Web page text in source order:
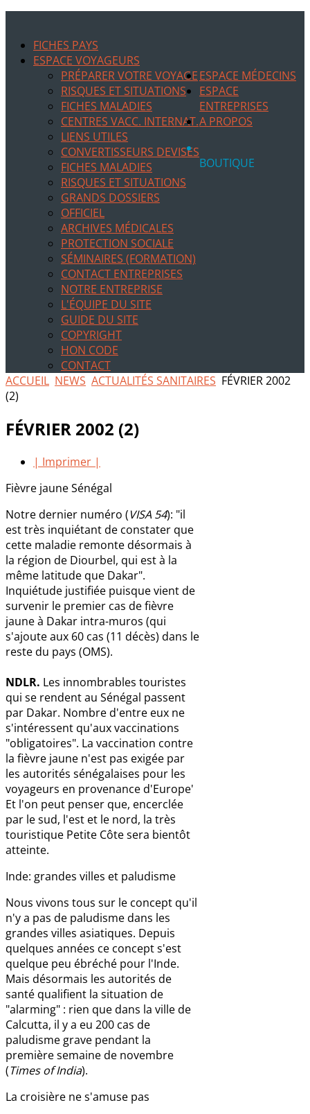
FICHES PAYS
ESPACE VOYAGEURS
PRÉPARER VOTRE VOYAGE
RISQUES ET SITUATIONS
FICHES MALADIES
CENTRES VACC. INTERNAT.
LIENS UTILES
CONVERTISSEURS DEVISES
ESPACE MÉDECINS
FICHES MALADIES
RISQUES ET SITUATIONS
GRANDS DOSSIERS
OFFICIEL
ARCHIVES MÉDICALES
ESPACE
ENTREPRISES
PROTECTION SOCIALE
SÉMINAIRES (FORMATION)
CONTACT ENTREPRISES
A PROPOS
NOTRE ENTREPRISE
L'ÉQUIPE DU SITE
GUIDE DU SITE
COPYRIGHT
HON CODE
CONTACT
BOUTIQUE
ACCUEIL NEWS ACTUALITÉS SANITAIRES FÉVRIER 2002
(2)
FÉVRIER 2002 (2)
| Imprimer |
Fièvre jaune Sénégal
Notre dernier numéro (VISA 54): "il
est très inquiétant de constater que
cette maladie remonte désormais à
la région de Diourbel, qui est à la
même latitude que Dakar".
Inquiétude justifiée puisque vient de
survenir le premier cas de fièvre
jaune à Dakar intra-muros (qui
s'ajoute aux 60 cas (11 décès) dans le
reste du pays (OMS).
NDLR. Les innombrables touristes
qui se rendent au Sénégal passent
par Dakar. Nombre d'entre eux ne
s'intéressent qu'aux vaccinations
"obligatoires". La vaccination contre
la fièvre jaune n'est pas exigée par
les autorités sénégalaises pour les
voyageurs en provenance d'Europe'
Et l'on peut penser que, encerclée
par le sud, l'est et le nord, la très
touristique Petite Côte sera bientôt
atteinte.
Inde: grandes villes et paludisme
Nous vivons tous sur le concept qu'il
n'y a pas de paludisme dans les
grandes villes asiatiques. Depuis
quelques années ce concept s'est
quelque peu ébréché pour l'Inde.
Mais désormais les autorités de
santé qualifient la situation de
"alarming" : rien que dans la ville de
Calcutta, il y a eu 200 cas de
paludisme grave pendant la
première semaine de novembre
(Times of India).
La croisière ne s'amuse pas